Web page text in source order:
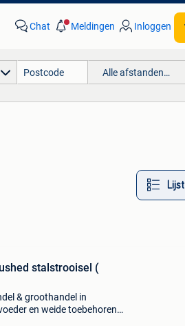
Chat Meldingen Inloggen
Alle afstanden…
Lijst
stalstrooisel (
& groothandel in
en weide toebehoren